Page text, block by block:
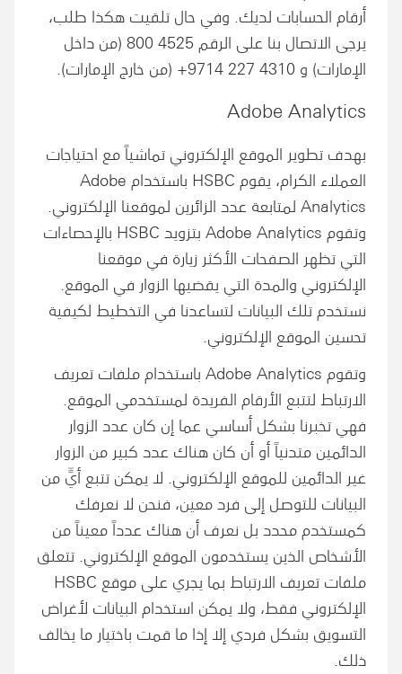
أرقام الحسابات لديك. وفي حال تلقيت هكذا طلب،
يرجى الاتصال بنا على الرقم 4525 800 (من داخل
الإمارات) و 4310 227 9714+ (من خارج الإمارات).
Adobe Analytics
بهدف تطوير الموقع الإلكتروني تماشياً مع احتياجات
العملاء الكرام، يقوم HSBC باستخدام Adobe
Analytics لمتابعة عدد الزائرين لموقعنا الإلكتروني.
وتقوم Adobe Analytics بتزويد HSBC بالإحصاءات
التي تظهر الصفحات الأكثر زيارة في موقعنا
الإلكتروني والمدة التي يقضيها الزوار في الموقع.
نستخدم تلك البيانات لتساعدنا في التخطيط لكيفية
تحسين الموقع الإلكتروني.
وتقوم Adobe Analytics باستخدام ملفات تعريف
الارتباط لتتبع الأرقام الفريدة لمستخدمي الموقع.
فهي تخبرنا بشكل أساسي عما إن كان عدد الزوار
الدائمين متدنياً أو أن كان هناك عدد كبير من الزوار
غير الدائمين للموقع الإلكتروني. لا يمكن تتبع أيٍّ من
البيانات للتوصل إلى فرد معين، فنحن لا نعرفك
كمستخدم محدد بل نعرف أن هناك عدداً معيناً من
الأشخاص الذين يستخدمون الموقع الإلكتروني. تتعلق
ملفات تعريف الارتباط بما يجري على موقع HSBC
الإلكتروني فقط، ولا يمكن استخدام البيانات لأغراض
التسويق بشكل فردي إلا إذا ما قمت باختيار ما يخالف
ذلك.